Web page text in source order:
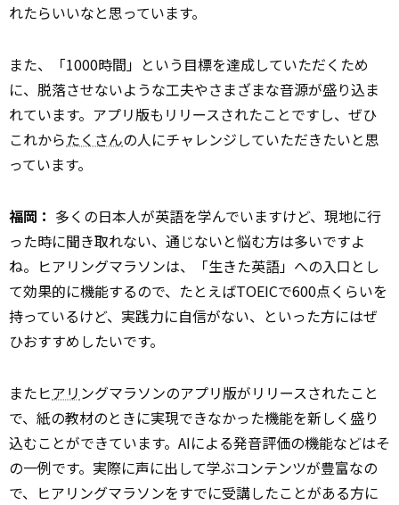
れたらいいなと思っています。
また、「1000時間」という目標を達成していただくため
に、脱落させないような工夫やさまざまな音源が盛り込ま
れています。アプリ版もリリースされたことですし、ぜひ
これからたくさんの人にチャレンジしていただきたいと思
っています。
福岡： 多くの日本人が英語を学んでいますけど、現地に行
った時に聞き取れない、通じないと悩む方は多いですよ
ね。ヒアリングマラソンは、「生きた英語」への入口とし
て効果的に機能するので、たとえばTOEICで600点くらいを
持っているけど、実践力に自信がない、といった方にはぜ
ひおすすめしたいです。
またヒアリ ングマラソンのアプリ版がリリースされたこと
で、紙の教材のときに実現できなかった機能を新しく盛り
込むことができています。AIによる発音評価の機能などはそ
の一例です。実際に声に出して学ぶコンテンツが豊富なの
で、ヒアリングマラソンをすでに受講したことがある方に